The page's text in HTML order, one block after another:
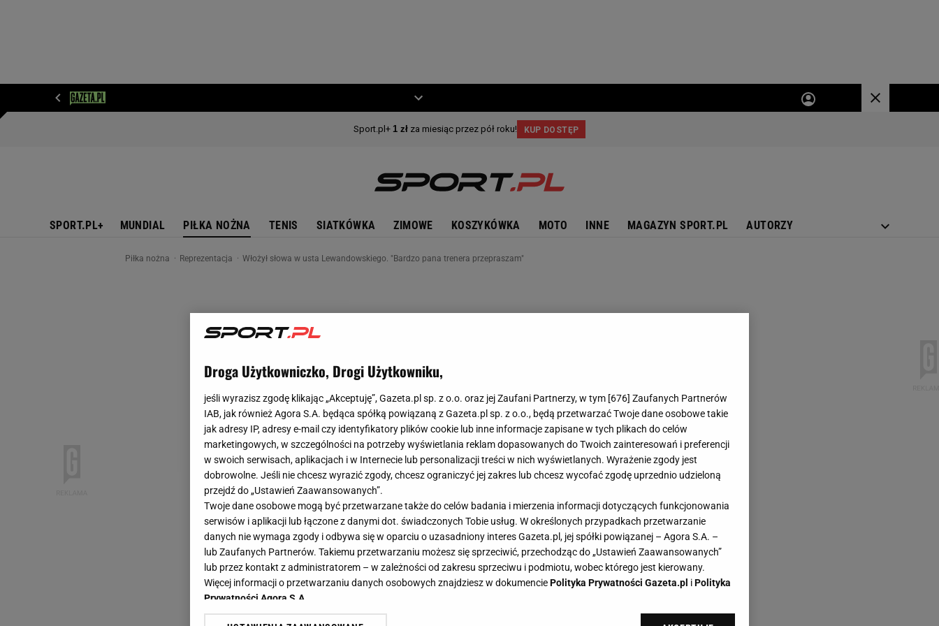
SPORT.PL+ MUNDIAL PIŁKA NOŻNA TENIS SIATKÓWKA ZIMOWE KOSZYKÓWKA MOTO INNE MAGAZYN SPORT.PL AUTORZY
Piłka nożna Reprezentacja Włożył słowa w usta Lewandowskiego. "Bardzo pana trenera przepraszam"
Droga Użytkowniczko, Drogi Użytkowniku,
jeśli wyrazisz zgodę klikając „Akceptuję”, Gazeta.pl sp. z o.o. oraz jej Zaufani Partnerzy, w tym [676] Zaufanych Partnerów
IAB, jak również Agora S.A. będąca spółką powiązaną z Gazeta.pl sp. z o.o., będą przetwarzać Twoje dane osobowe takie
jak adresy IP, adresy e-mail czy identyfikatory plików cookie lub inne informacje zapisane w tych plikach do celów
marketingowych, w szczególności na potrzeby wyświetlania reklam dopasowanych do Twoich zainteresowań i preferencji
w swoich serwisach, aplikacjach i w Internecie lub personalizacji treści w nich wyświetlanych. Wyrażenie zgody jest
dobrowolne. Jeśli nie chcesz wyrazić zgody, chcesz ograniczyć jej zakres lub chcesz wycofać zgodę uprzednio udzieloną
przejdź do „Ustawień Zaawansowanych”.
Twoje dane osobowe mogą być przetwarzane także do celów badania i mierzenia informacji dotyczących funkcjonowania
serwisów i aplikacji lub łączone z danymi dot. świadczonych Tobie usług. W określonych przypadkach przetwarzanie
danych nie wymaga zgody i odbywa się w oparciu o uzasadniony interes Gazeta.pl, jej spółki powiązanej – Agora S.A. –
lub Zaufanych Partnerów. Takiemu przetwarzaniu możesz się sprzeciwić, przechodząc do „Ustawień Zaawansowanych”
lub przez kontakt z administratorem – w zależności od zakresu sprzeciwu i podmiotu, wobec którego jest kierowany.
Więcej informacji o przetwarzaniu danych osobowych znajdziesz w dokumenciePolityka Prywatności Gazeta.pl iPolityka
Prywatności Agora S.A.